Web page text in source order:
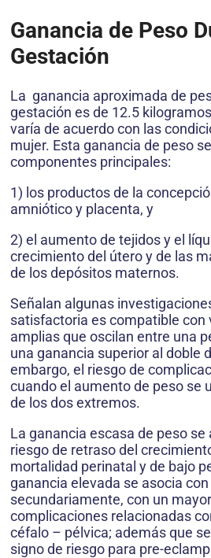
Ganancia de Peso
Gestación
La ganancia aproximada de
gestación es de 12.5
varía de acuerdo con las
mujer. Esta ganancia de peso
componentes principales:
1) los productos de la
amniótico y placenta, y
2) el aumento de tejidos y el
crecimiento del útero y de las
de los depósitos maternos.
Señalan algunas
satisfactoria es compatible con
amplias que oscilan entre una
una ganancia superior al doble
embargo, el riesgo de
cuando el aumento de peso se
de los dos extremos.
La ganancia escasa de peso
riesgo de retraso del
mortalidad perinatal y de bajo
ganancia elevada se asocia
secundariamente, con un
complicaciones relacionadas
céfalo – pélvica; además que
signo de riesgo para pre-